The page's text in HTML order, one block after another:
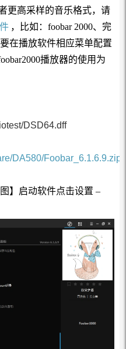
更高采样的音乐格式，请
，比如：foobar 2000、完
在播放软件相应菜单配置
播放器的使用为
DSD64.dff
DA580/Foobar_6.1.6.9.zip
】启动软件点击设置 –